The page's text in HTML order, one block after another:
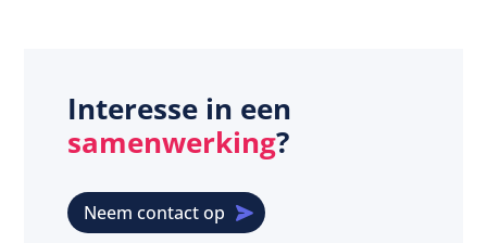
Interesse in een
samenwerking?
Neem contact op